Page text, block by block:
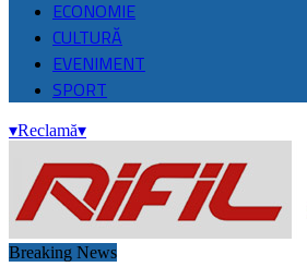
ECONOMIE
CULTURĂ
EVENIMENT
SPORT
▾Reclamă▾
Breaking News